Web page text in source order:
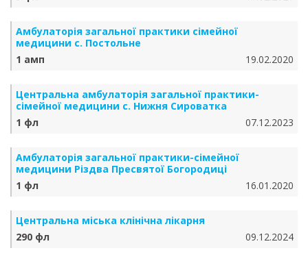
Амбулаторія загальної практики сімейної
медицини с. Постольне
1 амп
19.02.2020
Центральна амбулаторія загальної практики-
сімейної медицини с. Нижня Сироватка
1 фл
07.12.2023
Амбулаторія загальної практики-сімейної
медицини Різдва Пресвятої Богородиці
1 фл
16.01.2020
Центральна міська клінічна лікарня
290 фл
09.12.2024